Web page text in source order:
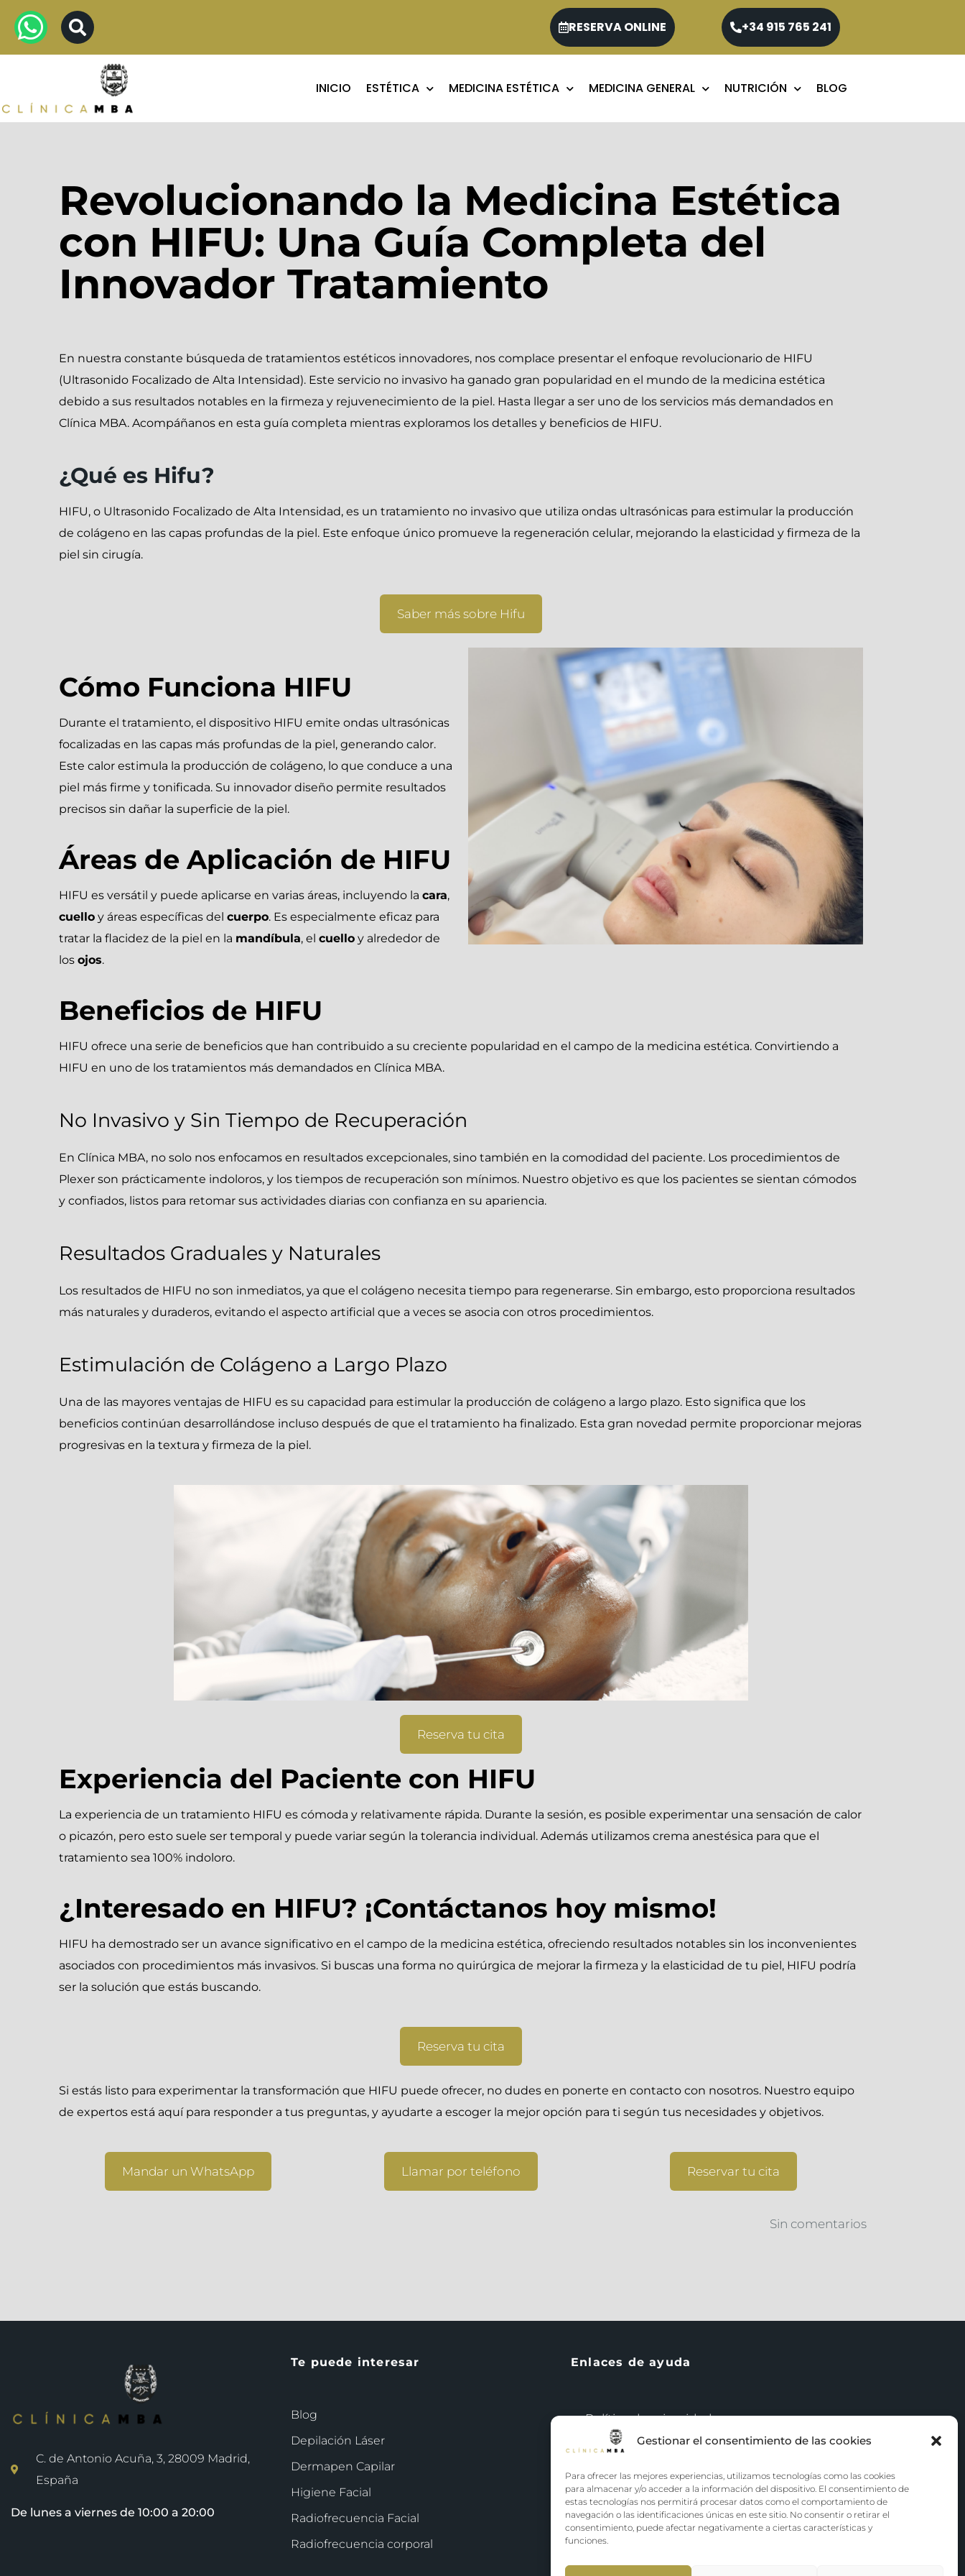
Gestionar el consentimiento de las cookies
Para ofrecer las mejores experiencias, utilizamos tecnologías como las cookies
para almacenar y/o acceder a la información del dispositivo. El consentimiento de
estas tecnologías nos permitirá procesar datos como el comportamiento de
navegación o las identificaciones únicas en este sitio. No consentir o retirar el
consentimiento, puede afectar negativamente a ciertas características y
funciones.
RESERVA ONLINE +34 915 765 241
INICIO ESTÉTICA MEDICINA ESTÉTICA MEDICINA GENERAL NUTRICIÓN BLOG
Revolucionando la Medicina Estética
con HIFU: Una Guía Completa del
Innovador Tratamiento
En nuestra constante búsqueda de tratamientos estéticos innovadores, nos complace presentar el enfoque revolucionario de HIFU
(Ultrasonido Focalizado de Alta Intensidad). Este servicio no invasivo ha ganado gran popularidad en el mundo de la medicina estética
debido a sus resultados notables en la firmeza y rejuvenecimiento de la piel. Hasta llegar a ser uno de los servicios más demandados en
Clínica MBA. Acompáñanos en esta guía completa mientras exploramos los detalles y beneficios de HIFU.
¿Qué es Hifu?
HIFU, o Ultrasonido Focalizado de Alta Intensidad, es un tratamiento no invasivo que utiliza ondas ultrasónicas para estimular la producción
de colágeno en las capas profundas de la piel. Este enfoque único promueve la regeneración celular, mejorando la elasticidad y firmeza de la
piel sin cirugía.
Saber más sobre Hifu
Cómo Funciona HIFU
Durante el tratamiento, el dispositivo HIFU emite ondas ultrasónicas
focalizadas en las capas más profundas de la piel, generando calor.
Este calor estimula la producción de colágeno, lo que conduce a una
piel más firme y tonificada. Su innovador diseño permite resultados
precisos sin dañar la superficie de la piel.
Áreas de Aplicación de HIFU
HIFU es versátil y puede aplicarse en varias áreas, incluyendo la cara,
cuello y áreas específicas del cuerpo. Es especialmente eficaz para
tratar la flacidez de la piel en la mandíbula, el cuello y alrededor de
los ojos.
Beneficios de HIFU
HIFU ofrece una serie de beneficios que han contribuido a su creciente popularidad en el campo de la medicina estética. Convirtiendo a
HIFU en uno de los tratamientos más demandados en Clínica MBA.
No Invasivo y Sin Tiempo de Recuperación
En Clínica MBA, no solo nos enfocamos en resultados excepcionales, sino también en la comodidad del paciente. Los procedimientos de
Plexer son prácticamente indoloros, y los tiempos de recuperación son mínimos. Nuestro objetivo es que los pacientes se sientan cómodos
y confiados, listos para retomar sus actividades diarias con confianza en su apariencia.
Resultados Graduales y Naturales
Los resultados de HIFU no son inmediatos, ya que el colágeno necesita tiempo para regenerarse. Sin embargo, esto proporciona resultados
más naturales y duraderos, evitando el aspecto artificial que a veces se asocia con otros procedimientos.
Estimulación de Colágeno a Largo Plazo
Una de las mayores ventajas de HIFU es su capacidad para estimular la producción de colágeno a largo plazo. Esto significa que los
beneficios continúan desarrollándose incluso después de que el tratamiento ha finalizado. Esta gran novedad permite proporcionar mejoras
progresivas en la textura y firmeza de la piel.
Reserva tu cita
Experiencia del Paciente con HIFU
La experiencia de un tratamiento HIFU es cómoda y relativamente rápida. Durante la sesión, es posible experimentar una sensación de calor
o picazón, pero esto suele ser temporal y puede variar según la tolerancia individual. Además utilizamos crema anestésica para que el
tratamiento sea 100% indoloro.
¿Interesado en HIFU? ¡Contáctanos hoy mismo!
HIFU ha demostrado ser un avance significativo en el campo de la medicina estética, ofreciendo resultados notables sin los inconvenientes
asociados con procedimientos más invasivos. Si buscas una forma no quirúrgica de mejorar la firmeza y la elasticidad de tu piel, HIFU podría
ser la solución que estás buscando.
Reserva tu cita
Si estás listo para experimentar la transformación que HIFU puede ofrecer, no dudes en ponerte en contacto con nosotros. Nuestro equipo
de expertos está aquí para responder a tus preguntas, y ayudarte a escoger la mejor opción para ti según tus necesidades y objetivos.
Mandar un WhatsApp Llamar por teléfono Reservar tu cita
Sin comentarios
C. de Antonio Acuña, 3, 28009 Madrid,
España
De lunes a viernes de 10:00 a 20:00
Te puede interesar
Blog
Depilación Láser
Dermapen Capilar
Higiene Facial
Radiofrecuencia Facial
Radiofrecuencia corporal
Enlaces de ayuda
Política de privacidad
Terminos y condiciones
Política de cookies (UE)